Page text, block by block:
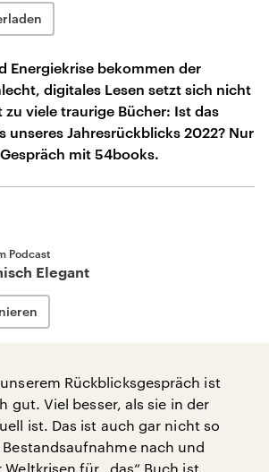
Energiekrise bekommen der
digitales Lesen setzt sich nicht
viele traurige Bücher: Ist das
unseres Jahresrückblicks 2022? Nur
mit 54books.
Podcast
Elegant
Rückblicksgespräch ist
gut. Viel besser, als sie in der
ist. Das ist auch gar nicht so
nach und
für „das“ Buch ist